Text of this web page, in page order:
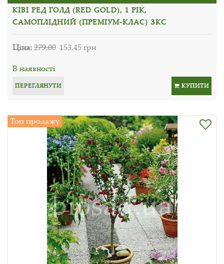
КІВІ РЕД ГОЛД (RED GOLD), 1 РІК,
САМОПЛІДНИЙ (ПРЕМІУМ-КЛАС) ЗКС
Ціна:279.00 153.45 грн
В наявності
ПЕРЕГЛЯНУТИ КУПИТИ
Топ продажу